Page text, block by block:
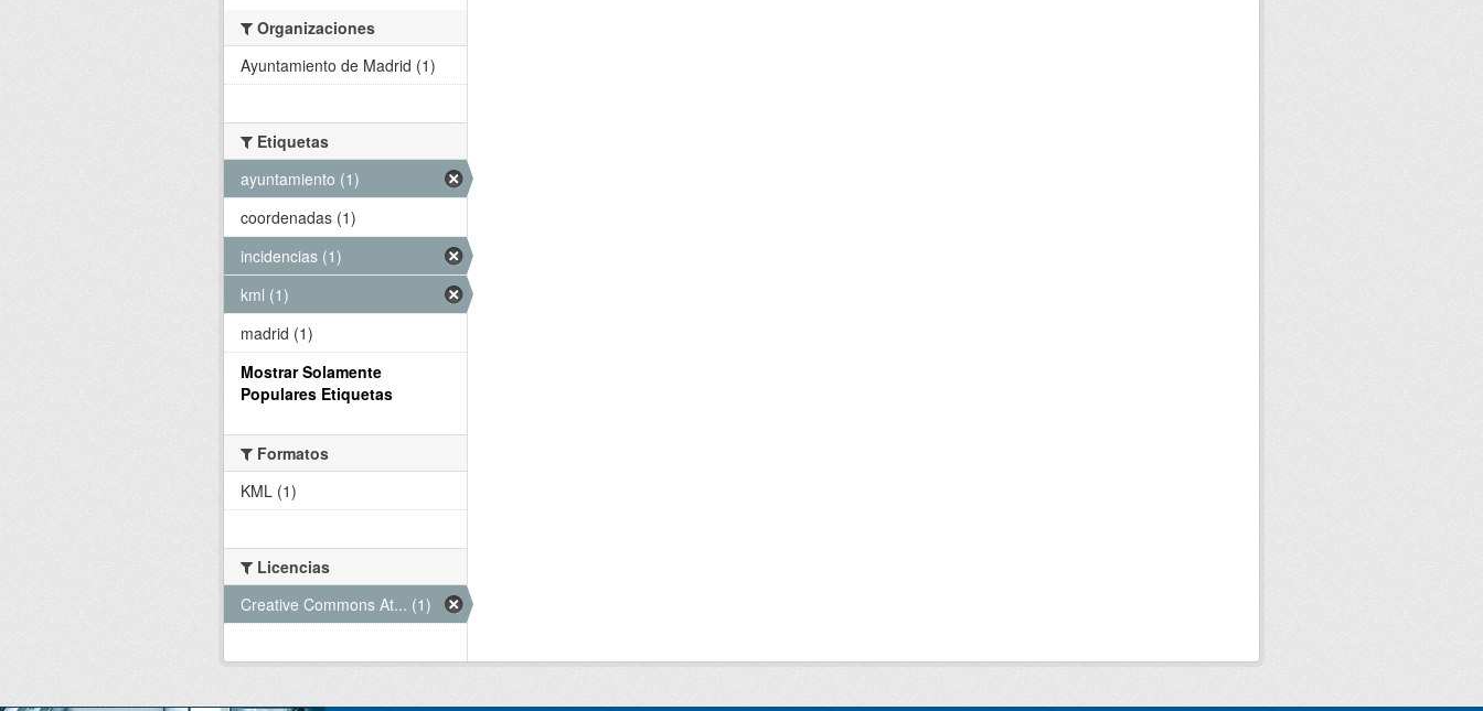
Organizaciones
Ayuntamiento de Madrid (1)
Etiquetas
ayuntamiento (1)
coordenadas (1)
incidencias (1)
kml (1)
madrid (1)
Mostrar Solamente
Populares Etiquetas
Formatos
KML (1)
Licencias
Creative Commons At... (1)